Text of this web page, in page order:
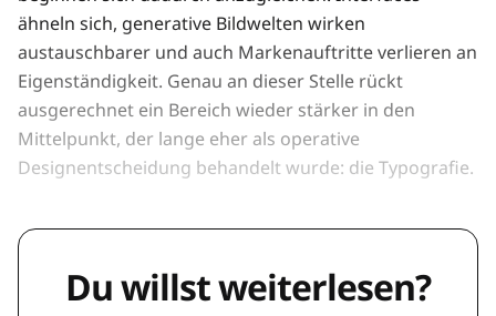
ähneln sich, generative Bildwelten wirken
austauschbarer und auch Markenauftritte verlieren an
Eigenständigkeit. Genau an dieser Stelle rückt
ausgerechnet ein Bereich wieder stärker in den
Mittelpunkt, der lange eher als operative
Designentscheidung behandelt wurde: die Typografie.
Du willst weiterlesen?